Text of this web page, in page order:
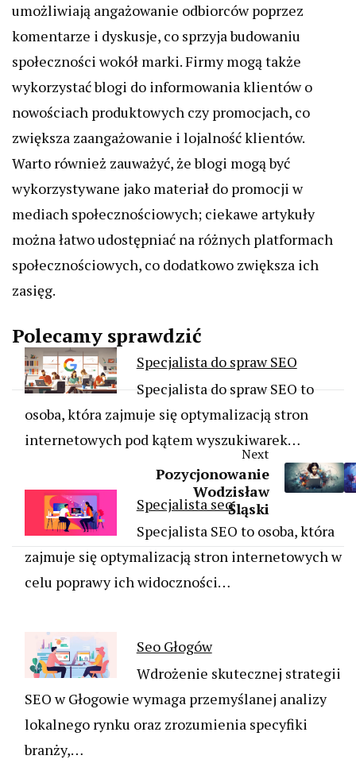
umożliwiają angażowanie odbiorców poprzez
komentarze i dyskusje, co sprzyja budowaniu
społeczności wokół marki. Firmy mogą także
wykorzystać blogi do informowania klientów o
nowościach produktowych czy promocjach, co
zwiększa zaangażowanie i lojalność klientów.
Warto również zauważyć, że blogi mogą być
wykorzystywane jako materiał do promocji w
mediach społecznościowych; ciekawe artykuły
można łatwo udostępniać na różnych platformach
społecznościowych, co dodatkowo zwiększa ich
zasięg.
Polecamy sprawdzić
Specjalista do spraw SEO
Specjalista do spraw SEO to
osoba, która zajmuje się optymalizacją stron
internetowych pod kątem wyszukiwarek…
Specjalista seo
Specjalista SEO to osoba, która
zajmuje się optymalizacją stron internetowych w
celu poprawy ich widoczności…
Seo Głogów
Wdrożenie skutecznej strategii
SEO w Głogowie wymaga przemyślanej analizy
lokalnego rynku oraz zrozumienia specyfiki
branży,…
Next
Pozycjonowanie
Wodzisław
Śląski